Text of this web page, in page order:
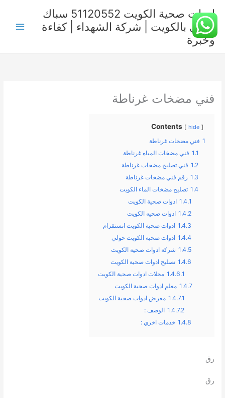
إلى
المحتوى
ادوات صحية الكويت 51120552 سباك
صحي بالكويت | شركة الشهداء | كفاءة
وخبرة
فني مضخات غرناطة
Contents hide
1 فني مضخات غرناطة
1.1 فني مضخات المياه غرناطة
1.2 فني تصليح مضخات غرناطة
1.3 رقم فني مضخات غرناطة
1.4 تصليح مضخات الماء الكويت
1.4.1 ادوات صحية الكويت
1.4.2 ادوات صحيه الكويت
1.4.3 ادوات صحية الكويت انستقرام
1.4.4 ادوات صحية الكويت حولي
1.4.5 شركة ادوات صحية الكويت
1.4.6 تصليح ادوات صحية الكويت
1.4.6.1 محلات ادوات صحية الكويت
1.4.7 معلم ادوات صحية الكويت
1.4.7.1 معرض ادوات صحية الكويت
1.4.7.2 الوصف :
1.4.8 خدمات اخري :
رق
رق